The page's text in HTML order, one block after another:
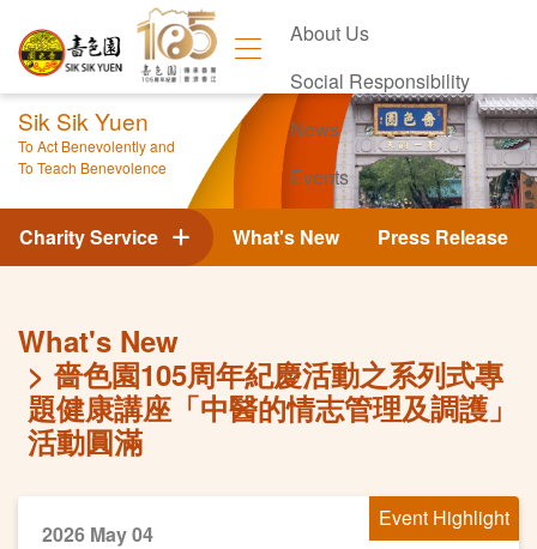
About Us
Social Responsibility
News
Events
Contact Us
Sik Sik Yuen
To Act Benevolently and
To Teach Benevolence
What's New Press Release
Charity Service
What's New
嗇色園105周年紀慶活動之系列式專
題健康講座「中醫的情志管理及調護」
活動圓滿
Event Highlight
2026 May 04